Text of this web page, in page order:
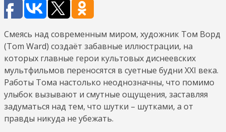
Смеясь над современным миром, художник Том Ворд
(Tom Ward) создаёт забавные иллюстрации, на
которых главные герои культовых диснеевских
мультфильмов переносятся в суетные будни ХХI века.
Работы Тома настолько неоднозначны, что помимо
улыбок вызывают и смутные ощущения, заставляя
задуматься над тем, что шутки – шутками, а от
правды никуда не убежать.